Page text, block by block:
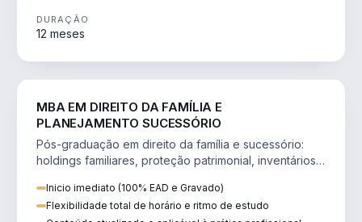
DURAÇÃO
12 meses
MBA EM DIREITO DA FAMÍLIA E
PLANEJAMENTO SUCESSÓRIO
Pós-graduação em direito da família e sucessório:
holdings familiares, proteção patrimonial, inventários
Inicio imediato (100% EAD e Gravado)
Flexibilidade total de horário e ritmo de estudo